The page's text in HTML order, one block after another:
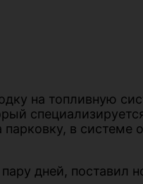
на топливную
в
дней, поставил